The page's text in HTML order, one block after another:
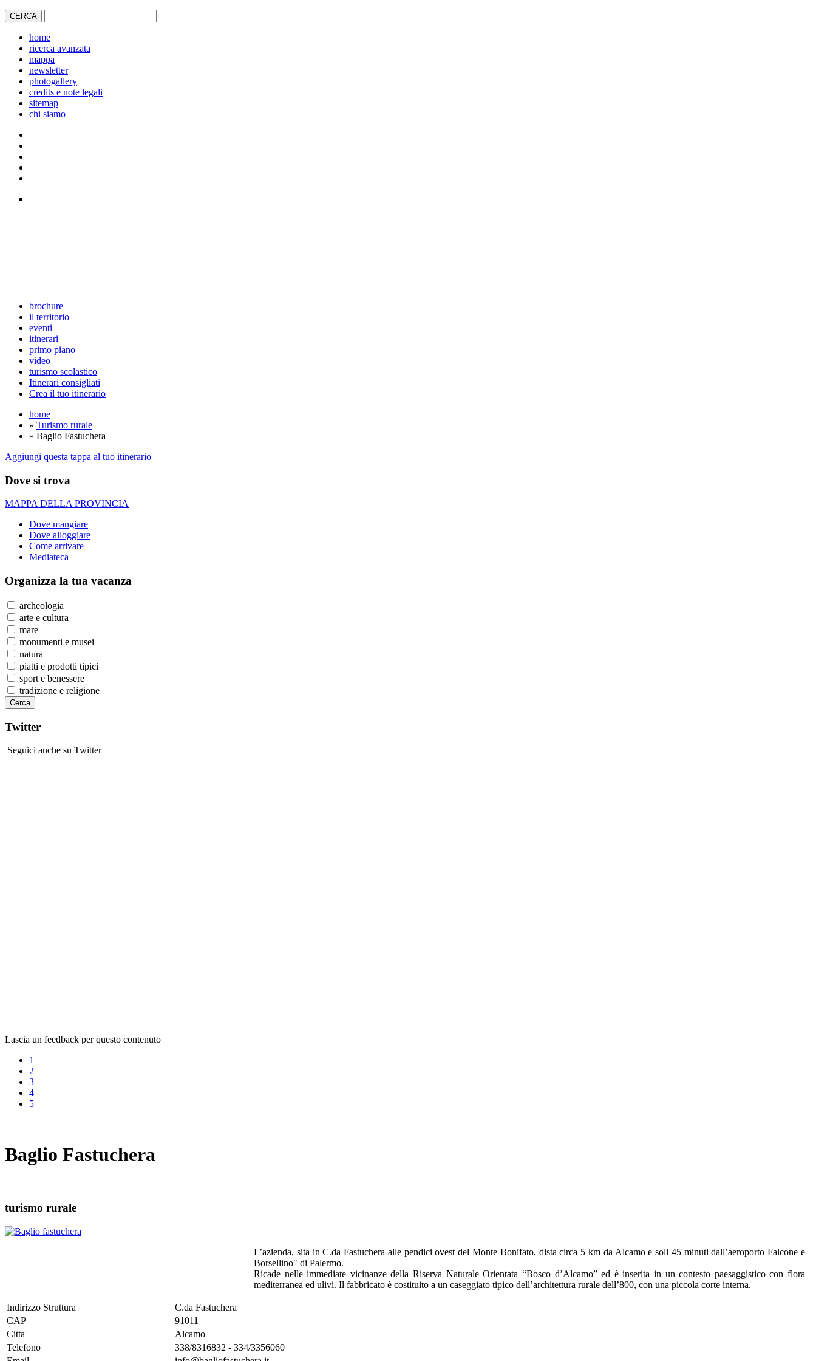
home
ricerca avanzata
mappa
newsletter
photogallery
credits e note legali
sitemap
chi siamo
brochure
il territorio
eventi
itinerari
primo piano
video
turismo scolastico
Itinerari consigliati
Crea il tuo itinerario
home
» Turismo rurale
» Baglio Fastuchera
Aggiungi questa tappa al tuo itinerario
Dove si trova
MAPPA DELLA PROVINCIA
Dove mangiare
Dove alloggiare
Come arrivare
Mediateca
Organizza la tua vacanza
archeologia
arte e cultura
mare
monumenti e musei
natura
piatti e prodotti tipici
sport e benessere
tradizione e religione
Twitter
Seguici anche su Twitter
Lascia un feedback per questo contenuto
1
2
3
4
5
Baglio Fastuchera
turismo rurale
L’azienda, sita in C.da Fastuchera alle pendici ovest del Monte Bonifato, dista circa 5 km da Alcamo e soli 45 minuti dall’aeroporto Falcone e
Borsellino" di Palermo.
Ricade nelle immediate vicinanze della Riserva Naturale Orientata “Bosco d’Alcamo” ed è inserita in un contesto paesaggistico con flora
mediterranea ed ulivi. Il fabbricato è costituito a un caseggiato tipico dell’architettura rurale dell’800, con una piccola corte interna.
Indirizzo Struttura
C.da Fastuchera
CAP
91011
Citta'
Alcamo
Telefono
338/8316832 - 334/3356060